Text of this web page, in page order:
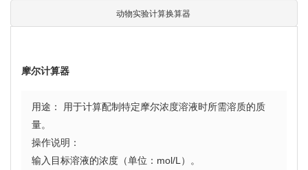
动物实验计算换算器
摩尔计算器
用途： 用于计算配制特定摩尔浓度溶液时所需溶质的质
量。
操作说明：
输入目标溶液的浓度（单位：mol/L）。